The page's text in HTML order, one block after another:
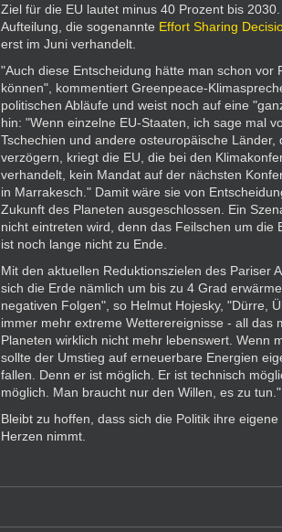
Ziel für die EU lautet minus 40 Prozent bis
Aufteilung, die sogenannte Effort Sharing
erst im Juni verhandelt.
"Auch diese Entscheidung hätte man schon vor
können", kommentiert Greenpeace-
politischen Abläufe und weist noch auf eine
hin: "Wenn einzelne EU-Staaten, ich sage mal
Tschechien und andere osteuropäische Länder,
verzögern, kriegt die EU, die bei den
verhandelt, kein Mandat auf der nächsten
in Marrakesch." Damit wäre sie von
Zukunft des Planeten ausgeschlossen. Ein
nicht eintreten wird, denn das Feilschen um die
ist noch lange nicht zu Ende.
Mit den aktuellen Reduktionszielen des Pariser
sich die Erde nämlich um bis zu 4 Grad
negativen Folgen", so Helmut Hojesky, "Dürre,
immer mehr extreme Wetterereignisse - all das
Planeten wirklich nicht mehr lebenswert. Wenn
sollte der Umstieg auf erneuerbare Energien
fallen. Denn er ist möglich. Er ist technisch
möglich. Man braucht nur den Willen, es zu tun."
Bleibt zu hoffen, dass sich die Politik ihre
Herzen nimmt.